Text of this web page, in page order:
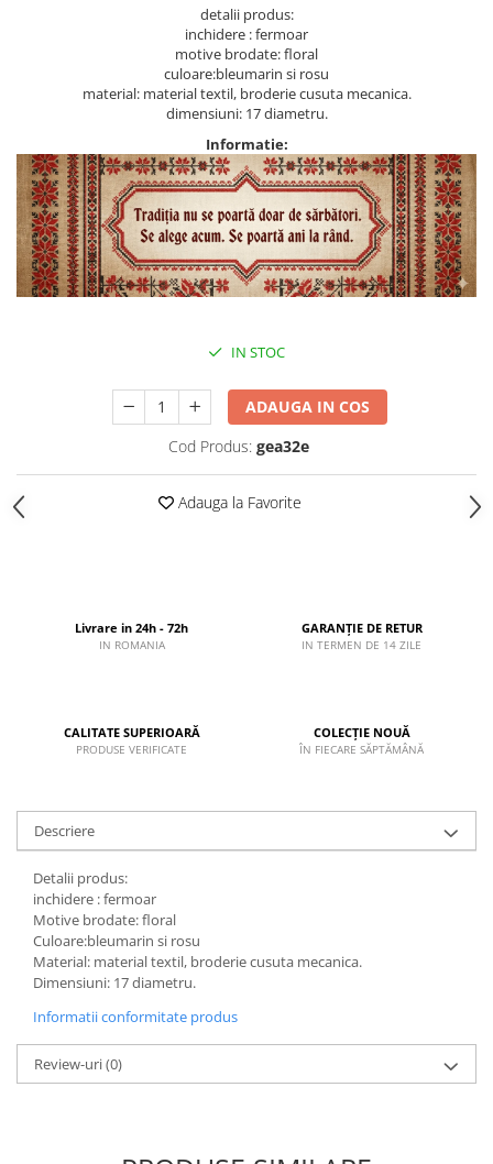
detalii produs:
inchidere : fermoar
motive brodate: floral
culoare:bleumarin si rosu
material: material textil, broderie cusuta mecanica.
dimensiuni: 17 diametru.
Informatie:
IN STOC
ADAUGA IN COS
Cod Produs: gea32e
Adauga la Favorite
Livrare in 24h - 72h
IN ROMANIA
GARANȚIE DE RETUR
IN TERMEN DE 14 ZILE
CALITATE SUPERIOARĂ
PRODUSE VERIFICATE
COLECȚIE NOUĂ
ÎN FIECARE SĂPTĂMÂNĂ
Descriere
Detalii produs:
inchidere : fermoar
Motive brodate: floral
Culoare:bleumarin si rosu
Material: material textil, broderie cusuta mecanica.
Dimensiuni: 17 diametru.
Informatii conformitate produs
Review-uri(0)